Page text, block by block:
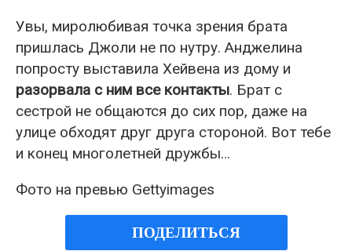
Увы, миролюбивая точка зрения брата
пришлась Джоли не по нутру. Анджелина
попросту выставила Хейвена из дому и
разорвала с ним все контакты. Брат с
сестрой не общаются до сих пор, даже на
улице обходят друг друга стороной. Вот тебе
и конец многолетней дружбы…
Фото на превью Gettyimages
ПОДЕЛИТЬСЯ